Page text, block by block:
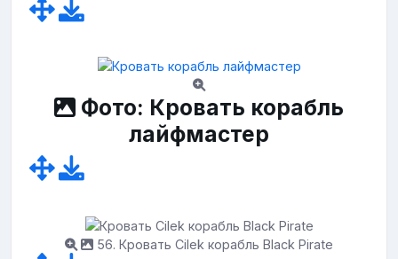
Фото: Кровать корабль
лайфмастер
56. Кровать Cilek корабль Black Pirate